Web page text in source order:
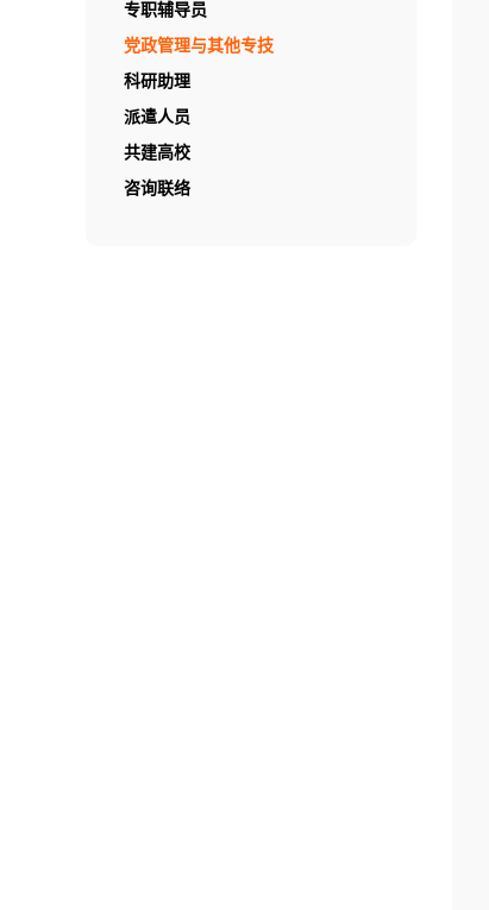
专职辅导员
党政管理与其他专技
科研助理
派遣人员
共建高校
咨询联络